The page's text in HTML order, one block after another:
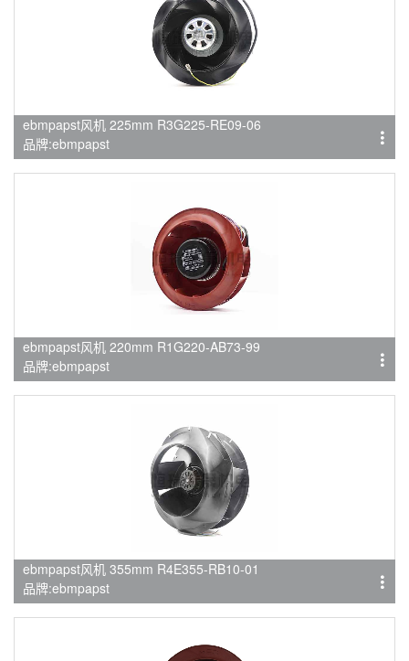
ebmpapst风机 225mm R3G225-RE09-06
品牌:ebmpapst
ebmpapst风机 220mm R1G220-AB73-99
品牌:ebmpapst
ebmpapst风机 355mm R4E355-RB10-01
品牌:ebmpapst